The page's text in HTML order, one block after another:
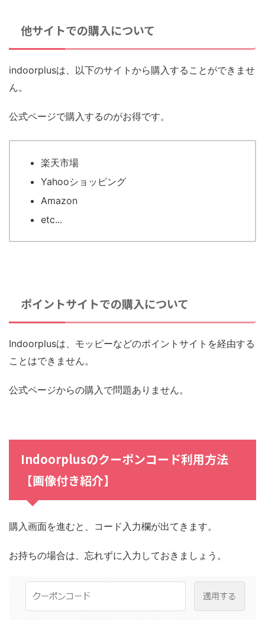
他サイトでの購入について
indoorplusは、以下のサイトから購入することができませ
ん。
公式ページで購入するのがお得です。
楽天市場
Yahooショッピング
Amazon
etc...
ポイントサイトでの購入について
Indoorplusは、モッピーなどのポイントサイトを経由する
ことはできません。
公式ページからの購入で問題ありません。
Indoorplusのクーポンコード利用方法
【画像付き紹介】
購入画面を進むと、コード入力欄が出てきます。
お持ちの場合は、忘れずに入力しておきましょう。